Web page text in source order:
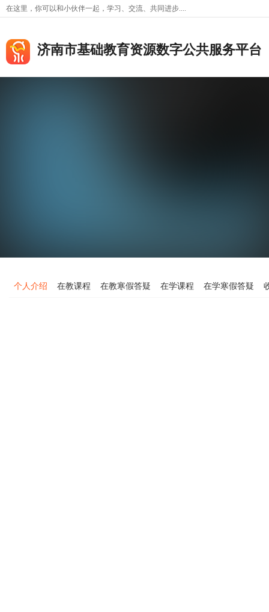
在这里，你可以和小伙伴一起，学习、交流、共同进步....
济南市基础教育资源数字公共服务平台
个人介绍 在教课程 在教寒假答疑 在学课程 在学寒假答疑